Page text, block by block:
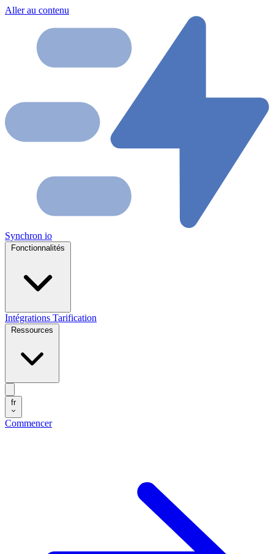
Aller au contenu
Synchron io
Intégrations Tarification
fr
Commencer